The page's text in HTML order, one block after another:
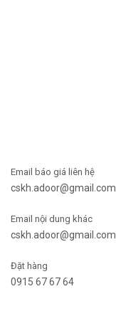
Email báo giá liên hệ
cskh.adoor@gmail.com
Email nội dung khác
cskh.adoor@gmail.com
Đặt hàng
0915 67 67 64